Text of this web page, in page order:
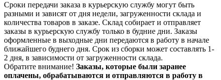
Сроки передачи заказа в курьерскую службу могут быть
разными и зависят от дня недели, загруженности склада и
количества товаров в заказе. Склад собирает и отправляет
заказы в курьерскую службу только в будние дни. Заказы
оформленные в выходные дни передаются в работу в начале
ближайшего буднего дня. Срок из сборки может составлять 1-
2 дня, в зависимости от загруженности склада.
Обратите внимание! Заказы, которые были заранее
оплачены, обрабатываются и отправляются в работу в